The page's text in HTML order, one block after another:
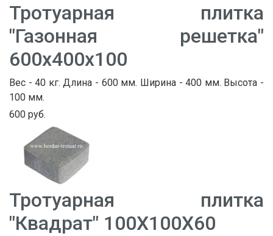
Тротуарная плитка
"Газонная решетка"
600х400х100
Вес - 40 кг. Длина - 600 мм. Ширина - 400 мм. Высота -
100 мм.
600 руб.
Тротуарная плитка
"Квадрат" 100Х100Х60